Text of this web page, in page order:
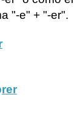
"-e" + "-er".
rer